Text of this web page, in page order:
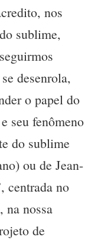
nos
sublime,
desenrola,
o papel do
seu fenômeno
do sublime
ou de Jean-
centrada no
na nossa
de